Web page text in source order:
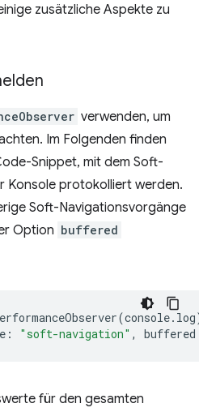
zusätzliche Aspekte zu
verwenden, um
Im Folgenden finden
Snippet, mit dem Soft-
Konsole protokolliert werden.
Soft-Navigationsvorgänge
Option buffered
(console. log
: "soft-navigation" , buffered
für den gesamten